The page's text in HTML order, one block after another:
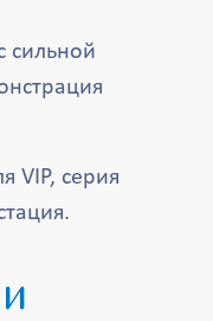
сильной
VIP, серия